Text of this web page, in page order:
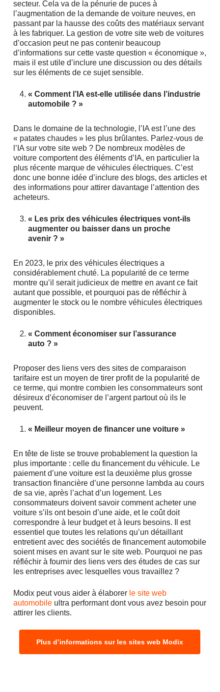
secteur. Cela va de la pénurie de puces à
l’augmentation de la demande de voiture neuves, en
passant par la hausse des coûts des matériaux servant
à les fabriquer. La gestion de votre site web de voitures
d’occasion peut ne pas contenir beaucoup
d’informations sur cette vaste question « économique »,
mais il est utile d’inclure une discussion ou des détails
sur les éléments de ce sujet sensible.
« Comment l’IA est-elle utilisée dans l’industrie
automobile ? »
Dans le domaine de la technologie, l’IA est l’une des
« patates chaudes » les plus brûlantes. Parlez-vous de
l’IA sur votre site web ? De nombreux modèles de
voiture comportent des éléments d’IA, en particulier la
plus récente marque de véhicules électriques. C’est
donc une bonne idée d’inclure des blogs, des articles et
des informations pour attirer davantage l’attention des
acheteurs.
« Les prix des véhicules électriques vont-ils
augmenter ou baisser dans un proche
avenir ? »
En 2023, le prix des véhicules électriques a
considérablement chuté. La popularité de ce terme
montre qu’il serait judicieux de mettre en avant ce fait
autant que possible, et pourquoi pas de réfléchir à
augmenter le stock ou le nombre véhicules électriques
disponibles.
« Comment économiser sur l’assurance
auto ? »
Proposer des liens vers des sites de comparaison
tarifaire est un moyen de tirer profit de la popularité de
ce terme, qui montre combien les consommateurs sont
désireux d’économiser de l’argent partout où ils le
peuvent.
« Meilleur moyen de financer une voiture »
En tête de liste se trouve probablement la question la
plus importante : celle du financement du véhicule. Le
paiement d’une voiture est la deuxième plus grosse
transaction financière d’une personne lambda au cours
de sa vie, après l’achat d’un logement. Les
consommateurs doivent savoir comment acheter une
voiture s’ils ont besoin d’une aide, et le coût doit
correspondre à leur budget et à leurs besoins. Il est
essentiel que toutes les relations qu’un détaillant
entretient avec des sociétés de financement automobile
soient mises en avant sur le site web. Pourquoi ne pas
réfléchir à fournir des liens vers des études de cas sur
les entreprises avec lesquelles vous travaillez ?
Modix peut vous aider à élaborer le site web
automobileultra performant dont vous avez besoin pour
attirer les clients.
Plus d’informations sur les sites web Modix